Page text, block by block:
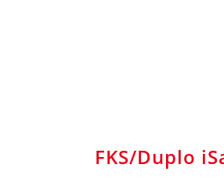
FKS/Duplo